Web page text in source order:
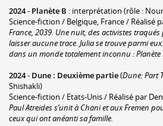
2024- Planète B : interprétation (rôle :
Science-fiction / Belgique, France / Réalisé
France, 2039. Une nuit, des activistes
laisser aucune trace. Julia se trouve parmi
dans un monde totalement inconnu : Planète
2024- Dune : Deuxième partie(Dune: Part
Shishakli)
Science-fiction / Etats-Unis / Réalisé par
Paul Atreides s’unit à Chani et aux Fremen
ceux qui ont anéanti sa famille.